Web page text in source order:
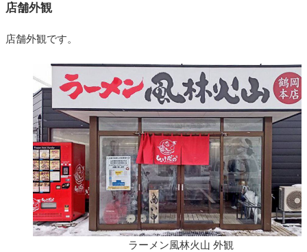
店舗外観
店舗外観です。
ラーメン風林火山 外観